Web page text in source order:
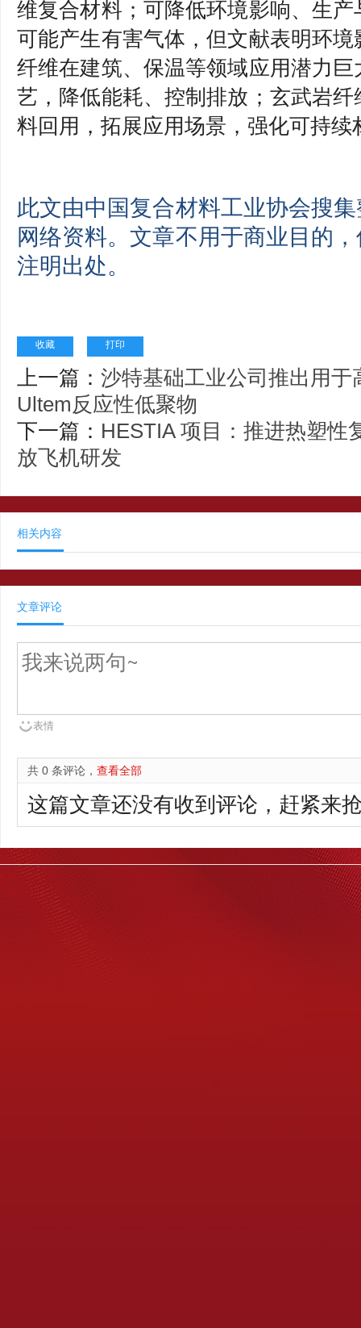
维复合材料；可降低环境影响、生
可能产生有害气体，但文献表明环
纤维在建筑、保温等领域应用潜力
艺，降低能耗、控制排放；玄武岩
料回用，拓展应用场景，强化可持续
此文由中国复合材料工业协会搜
网络资料。文章不用于商业目的
注明出处。
收藏 打印
上一篇： 沙特基础工业公司推出用
Ultem反应性低聚物
下一篇： HESTIA 项目：推进热塑性
放飞机研发
相关内容
文章评论
表情
共 0 条评论， 查看全部
这篇文章还没有收到评论，赶紧来